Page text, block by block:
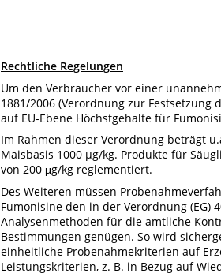
Rechtliche Regelungen
Um den Verbraucher vor einer
1881/2006 (Verordnung zur
auf EU-Ebene Höchstgehalte für
Im Rahmen dieser Verordnung beträgt
Maisbasis 1000 µg/kg. Produkte für
von 200 μg/kg reglementiert.
Des Weiteren müssen
Fumonisine den in der Verordnung (EG)
Analysenmethoden für die amtliche
Bestimmungen genügen. So wird
einheitliche Probenahmekriterien auf
Leistungskriterien, z. B. in Bezug auf